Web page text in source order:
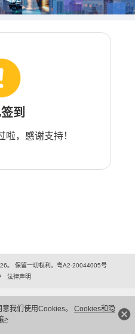
我们使用Cookies。 Cookies和隐
>
到
啦，感谢支持！
。 保留一切权利。粤A2-20044005号
法律声明